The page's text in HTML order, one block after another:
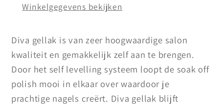
Winkelgegevens bekijken
Diva gellak is van zeer hoogwaardige salon
kwaliteit en gemakkelijk zelf aan te brengen.
Door het self levelling systeem loopt de soak off
polish mooi in elkaar over waardoor je
prachtige nagels creërt. Diva gellak blijft